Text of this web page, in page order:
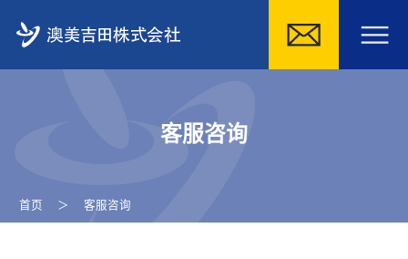
客服咨询
首页 ＞ 客服咨询